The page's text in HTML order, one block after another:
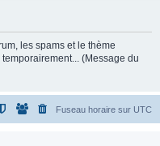
les spams et le thème
(Message du
Fuseau horaire sur UTC